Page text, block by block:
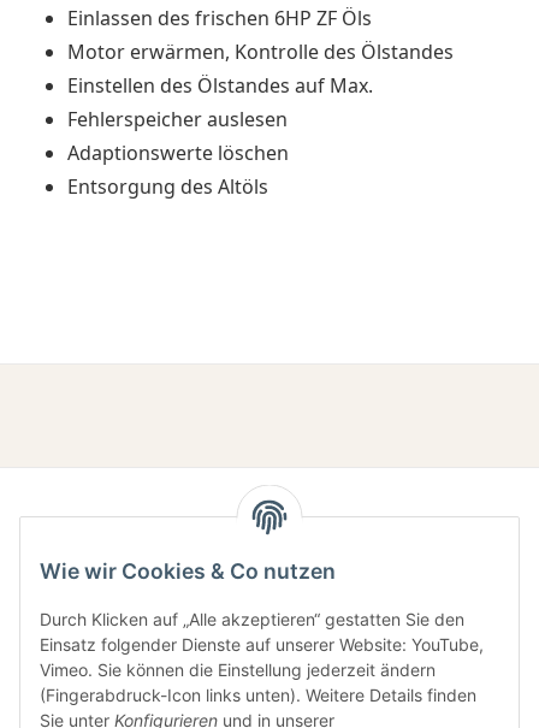
Einlassen des frischen 6HP ZF Öls
Motor erwärmen, Kontrolle des Ölstandes
Einstellen des Ölstandes auf Max.
Fehlerspeicher auslesen
Adaptionswerte löschen
Entsorgung des Altöls
Gesetzliche Informationen
Wie wir Cookies & Co nutzen
Durch Klicken auf „Alle akzeptieren“ gestatten Sie den
Einsatz folgender Dienste auf unserer Website: YouTube,
Vimeo. Sie können die Einstellung jederzeit ändern
(Fingerabdruck-Icon links unten). Weitere Details finden
Sie unter Konfigurieren und in unserer